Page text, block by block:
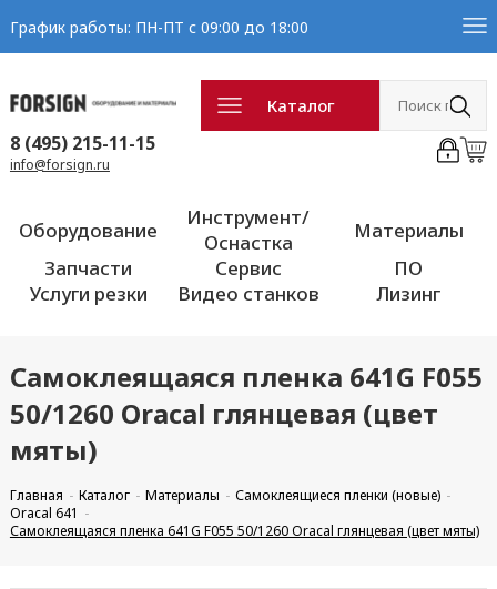
График работы: ПН-ПТ с 09:00 до 18:00
Каталог
8 (495) 215-11-15
info@forsign.ru
Оборудование
Инструмент/
Оснастка
Материалы
Запчасти
Сервис
ПО
Услуги резки
Видео станков Лизинг
Самоклеящаяся пленка 641G F055
50/1260 Oracal глянцевая (цвет
мяты)
Главная Каталог Материалы
Самоклеящиеся пленки (новые)
Oracal 641
Самоклеящаяся пленка 641G F055 50/1260 Oracal глянцевая (цвет мяты)